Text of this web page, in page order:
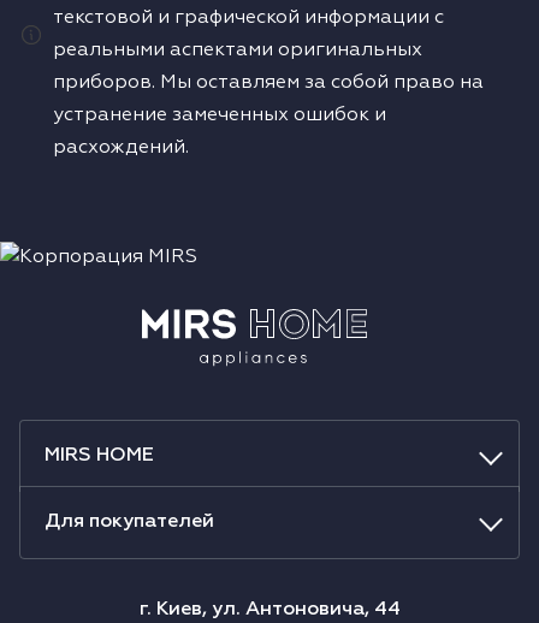
текстовой и графической информации с
реальными аспектами оригинальных
приборов. Мы оставляем за собой право на
устранение замеченных ошибок и
расхождений.
MIRS HOME
Для покупателей
г. Киев, ул. Антоновича, 44